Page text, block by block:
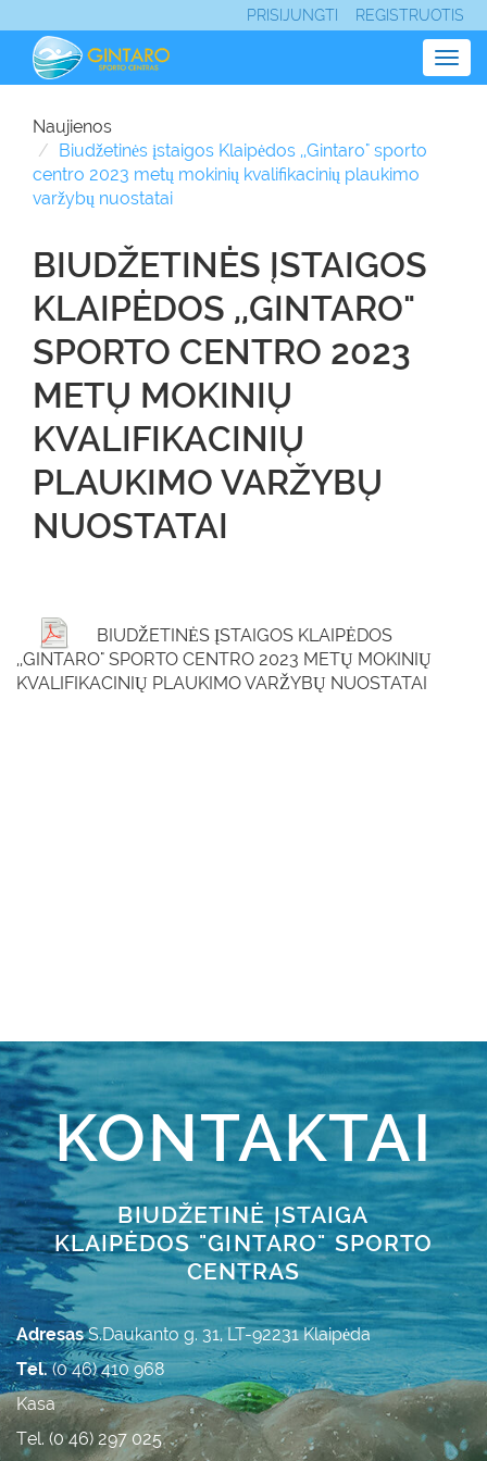
PRISIJUNGTI REGISTRUOTIS
Naujienos
Biudžetinės įstaigos Klaipėdos ,,Gintaro" sporto
centro 2023 metų mokinių kvalifikacinių plaukimo
varžybų nuostatai
BIUDŽETINĖS ĮSTAIGOS
KLAIPĖDOS ,,GINTARO"
SPORTO CENTRO 2023
METŲ MOKINIŲ
KVALIFIKACINIŲ
PLAUKIMO VARŽYBŲ
NUOSTATAI
BIUDŽETINĖS ĮSTAIGOS KLAIPĖDOS
,,GINTARO" SPORTO CENTRO 2023 METŲ MOKINIŲ
KVALIFIKACINIŲ PLAUKIMO VARŽYBŲ NUOSTATAI
KONTAKTAI
BIUDŽETINĖ ĮSTAIGA
KLAIPĖDOS "GINTARO" SPORTO
CENTRAS
AdresasS.Daukanto g. 31, LT-92231 Klaipėda
Tel.(0 46) 410 968
Kasa
Tel. (0 46) 297 025